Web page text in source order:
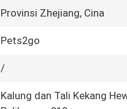
Provinsi Zhejiang, Cina
Pets2go
/
Kalung dan Tali Kekang